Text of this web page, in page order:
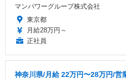
マンパワーグループ株式会社
東京都
月給28万円～
正社員
神奈川県/月給 22万円〜28万円/営